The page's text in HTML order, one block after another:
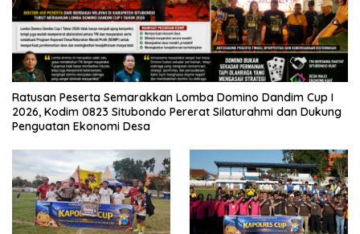
Ratusan Peserta Semarakkan Lomba Domino Dandim Cup I
2026, Kodim 0823 Situbondo Pererat Silaturahmi dan Dukung
Penguatan Ekonomi Desa